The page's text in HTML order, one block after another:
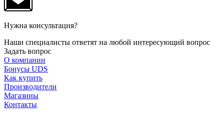
Нужна консультация?
Наши специалисты ответят на любой интересующий вопрос
Задать вопрос
О компании
Бонусы UDS
Как купить
Производители
Магазины
Контакты